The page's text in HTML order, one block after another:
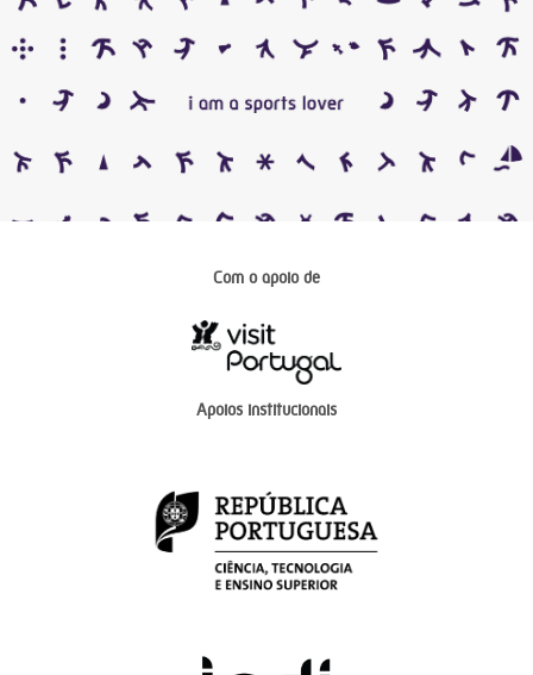
Com o apoio de
Apoios institucionais